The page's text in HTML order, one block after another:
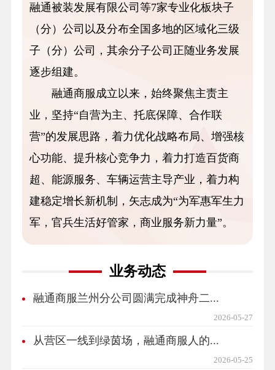
融通被装发展有限公司等7家专业化板块子
（分）公司以及分布全国多地的区域化三级
子（分）公司，其余分子公司正随业务发展
逐步组建。
融通商服成立以来，始终聚焦主责主
业，坚持“自营为主、托底保障、合作联
营”的发展思路，着力优化战略布局、增强核
心功能、提升核心竞争力，着力打造百货商
超、能源服务、车辆运营主导产业，着力构
建稳定增长新机制，矢志成为“为军惠军生力
军，官兵生活好管家，商业服务新力量”。
业务动态
融通商服兰州分公司圆满完成神舟二...
2026-05-27
从营区一线到绿茵场，融通商服人的...
2026-05-25